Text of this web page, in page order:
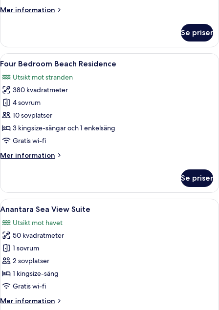
privat
Mer information
Mer
-
4
sovrum
privat
pool
(Residence)
Se priser
Öppna
alla
foton
för
Four
Bedroom
Beach
Residence
Ett modernt vardagsrum med en
9
Four Bedroom Beach Residence
Utsikt mot stranden
380 kvadratmeter
4 sovrum
10 sovplatser
3 kingsize-sängar och 1 enkelsäng
Gratis wi-fi
Mer information
Mer
Bedroom
Beach
Residence
Se priser
Öppna
alla
foton
för
Anantara
Sea
View
Suite
En balkong med trägolv, en soffa,
10
Anantara Sea View Suite
Utsikt mot havet
50 kvadratmeter
1 sovrum
2 sovplatser
1 kingsize-säng
Gratis wi-fi
Mer information
Mer